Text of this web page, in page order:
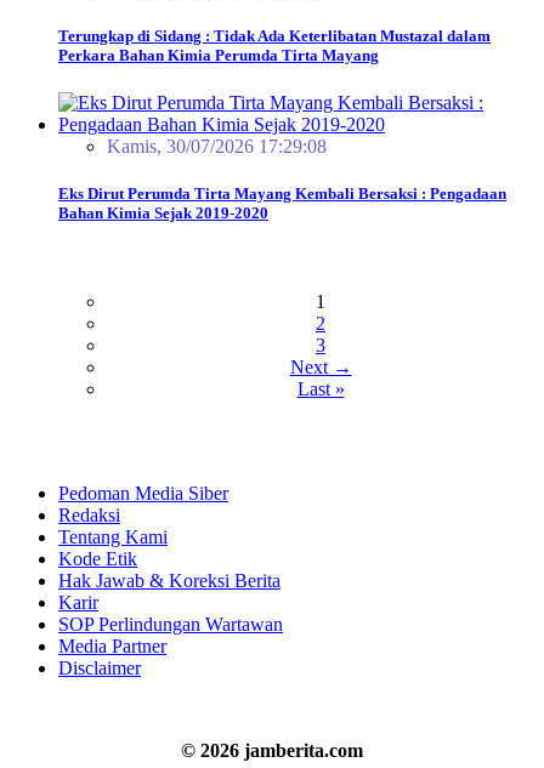
Terungkap di Sidang : Tidak Ada Keterlibatan Mustazal dalam
Perkara Bahan Kimia Perumda Tirta Mayang
Kamis, 30/07/2026 17:29:08
Eks Dirut Perumda Tirta Mayang Kembali Bersaksi : Pengadaan
Bahan Kimia Sejak 2019-2020
1
2
3
Next →
Last »
Pedoman Media Siber
Redaksi
Tentang Kami
Kode Etik
Hak Jawab & Koreksi Berita
Karir
SOP Perlindungan Wartawan
Media Partner
Disclaimer
© 2026 jamberita.com